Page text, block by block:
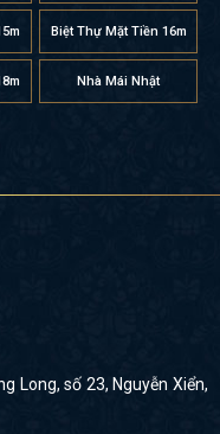
Biệt Thự Mặt Tiền 16m
Nhà Mái Nhật
Long, số 23, Nguyễn Xiển,